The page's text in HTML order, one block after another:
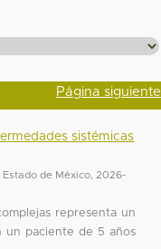
Página siguiente
sistémicas
de México
2026-
representa un
un paciente de 5 años